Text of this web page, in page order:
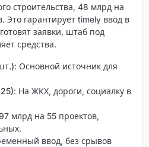
строительства, 48 млрд на
Это гарантирует timely ввод в
заявки, штаб под
средства.
: Основной источник для
: На ЖКХ, дороги, социалку в
млрд на 55 проектов,
ввод, без срывов